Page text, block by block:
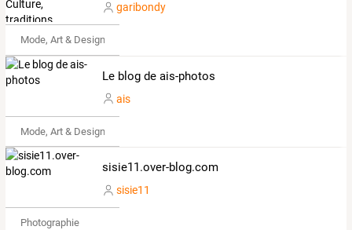
garibondy
Mode, Art & Design
Le blog de ais-photos
ais
Mode, Art & Design
sisie11.over-blog.com
sisie11
Photographie